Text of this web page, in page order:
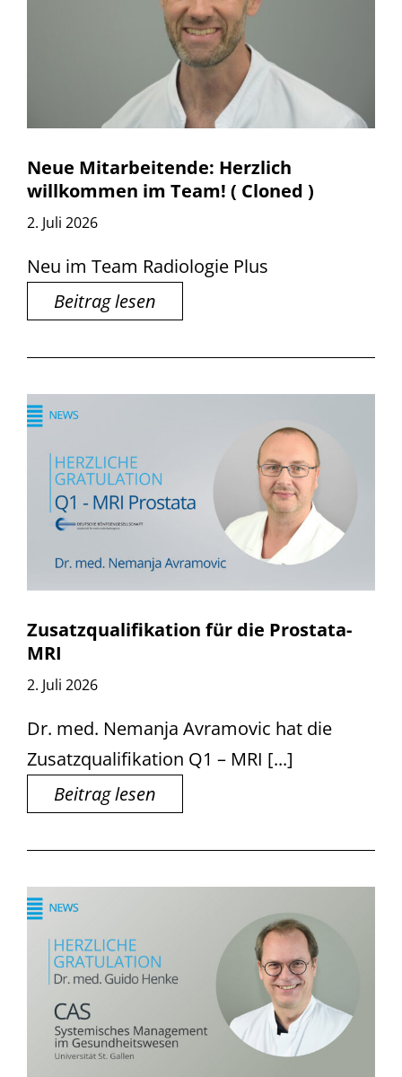
Neue Mitarbeitende: Herzlich
willkommen im Team! ( Cloned )
2. Juli 2026
Neu im Team Radiologie Plus
Beitrag lesen
Zusatzqualifikation für die Prostata-
MRI
2. Juli 2026
Dr. med. Nemanja Avramovic hat die
Zusatzqualifikation Q1 – MRI [...]
Beitrag lesen